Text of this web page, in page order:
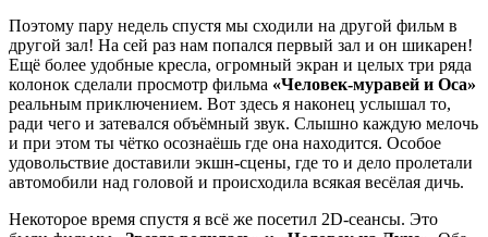
Поэтому пару недель спустя мы сходили на другой фильм в
другой зал! На сей раз нам попался первый зал и он шикарен!
Ещё более удобные кресла, огромный экран и целых три ряда
колонок сделали просмотр фильма «Человек-муравей и Оса»
реальным приключением. Вот здесь я наконец услышал то,
ради чего и затевался объёмный звук. Слышно каждую мелочь
и при этом ты чётко осознаёшь где она находится. Особое
удовольствие доставили экшн-сцены, где то и дело пролетали
автомобили над головой и происходила всякая весёлая дичь.
Некоторое время спустя я всё же посетил 2D-сеансы. Это